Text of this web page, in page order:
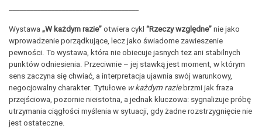
Wystawa „W każdym razie” otwiera cykl “Rzeczy względne” nie jako
wprowadzenie porządkujące, lecz jako świadome zawieszenie
pewności. To wystawa, która nie obiecuje jasnych tez ani stabilnych
punktów odniesienia. Przeciwnie – jej stawką jest moment, w którym
sens zaczyna się chwiać, a interpretacja ujawnia swój warunkowy,
negocjowalny charakter. Tytułowe w każdym raziebrzmi jak fraza
przejściowa, pozornie nieistotna, a jednak kluczowa: sygnalizuje próbę
utrzymania ciągłości myślenia w sytuacji, gdy żadne rozstrzygnięcie nie
jest ostateczne.